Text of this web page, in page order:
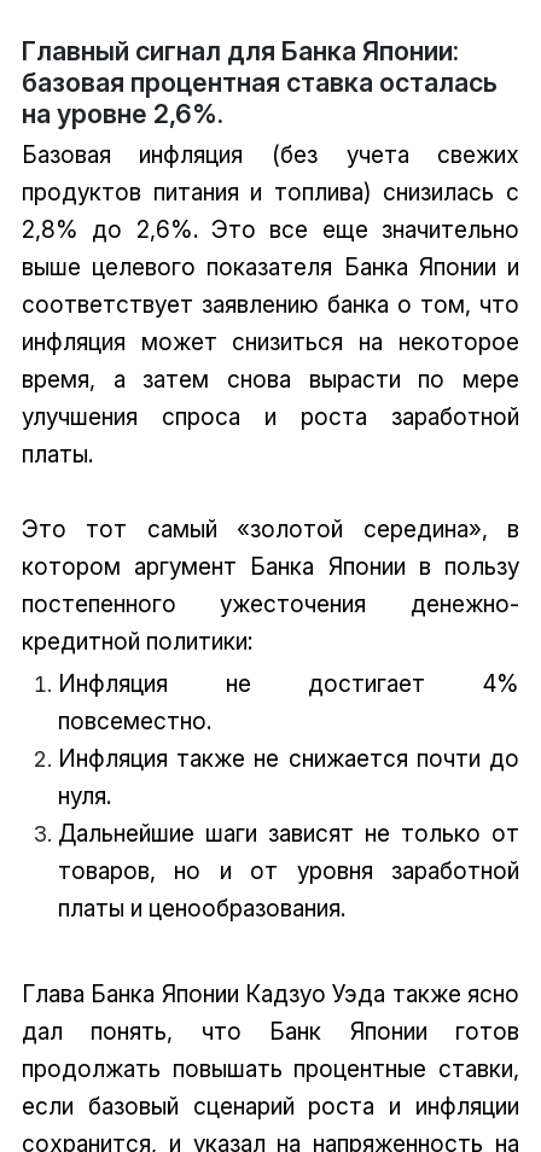
Главный сигнал для Банка Японии:
базовая процентная ставка осталась
на уровне 2,6%.
Базовая инфляция (без учета свежих
продуктов питания и топлива) снизилась с
2,8% до 2,6%. Это все еще значительно
выше целевого показателя Банка Японии и
соответствует заявлению банка о том, что
инфляция может снизиться на некоторое
время, а затем снова вырасти по мере
улучшения спроса и роста заработной
платы.
Это тот самый «золотой середина», в
котором аргумент Банка Японии в пользу
постепенного ужесточения денежно-
кредитной политики:
Инфляция не достигает 4%
повсеместно.
Инфляция также не снижается почти до
нуля.
Дальнейшие шаги зависят не только от
товаров, но и от уровня заработной
платы и ценообразования.
Глава Банка Японии Кадзуо Уэда также ясно
дал понять, что Банк Японии готов
продолжать повышать процентные ставки,
если базовый сценарий роста и инфляции
сохранится, и указал на напряженность на